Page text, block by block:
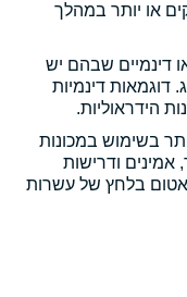
או יותר במהלך
דינמיים שבהם יש
דוגמאות דינמיות
הידראוליות.
בשימוש במכונות
אמינים ודרישות
בלחץ של עשרות